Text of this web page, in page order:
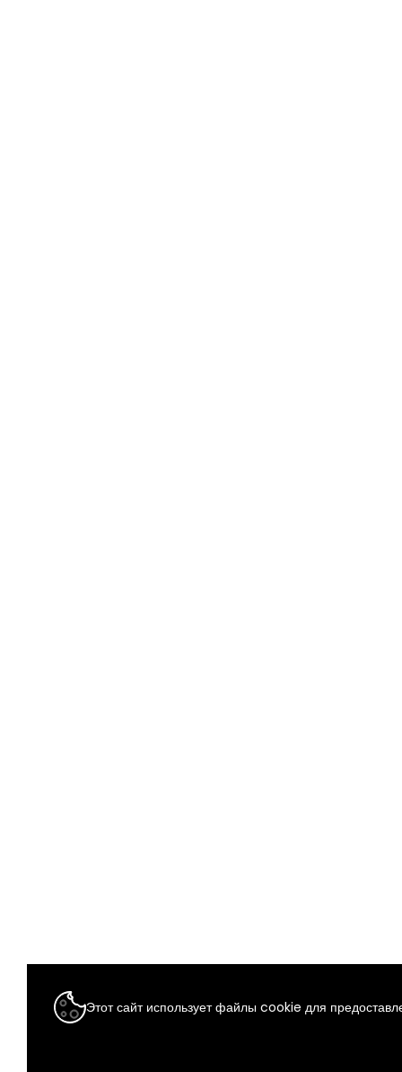
Этот сайт использует файлы cookie для